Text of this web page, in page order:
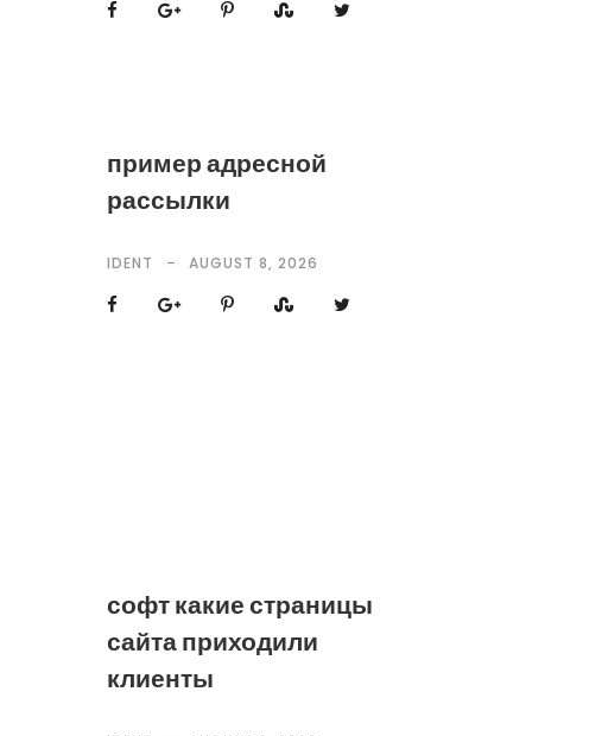
пример адресной
рассылки
IDENT AUGUST 8, 2026
софт какие страницы
сайта приходили
клиенты